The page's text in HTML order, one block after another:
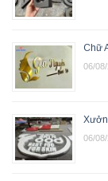
Chữ
06/
06/